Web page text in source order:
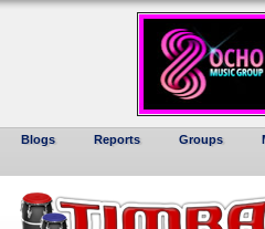
Blogs Reports Groups